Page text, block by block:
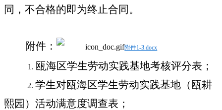
同，不合格的即为终止合同。
附件： 附件1-3.docx
1. 瓯海区学生劳动实践基地考核评分表；
2. 学生对瓯海区学生劳动实践基地（瓯耕
熙园）活动满意度调查表；